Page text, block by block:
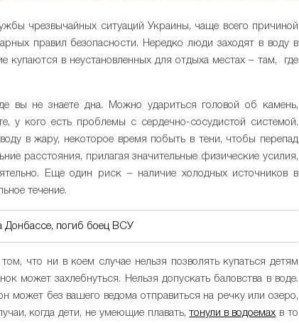
чрезвычайных ситуаций Украины, чаще всего причиной
правил безопасности. Нередко люди заходят в воду в
купаются в неустановленных для отдыха местах – там, где
вы не знаете дна. Можно удариться головой об камень,
у кого есть проблемы с сердечно-сосудистой системой.
в жару, некоторое время побыть в тени, чтобы перепад
расстояния, прилагая значительные физические усилия,
Еще один риск – наличие холодных источников в
течение.
Донбассе, погиб боец ВСУ
что ни в коем случае нельзя позволять купаться детям
может захлебнуться. Нельзя допускать баловства в воде.
может без вашего ведома отправиться на речку или озеро,
когда дети, не умеющие плавать,тонули в водоемах в то